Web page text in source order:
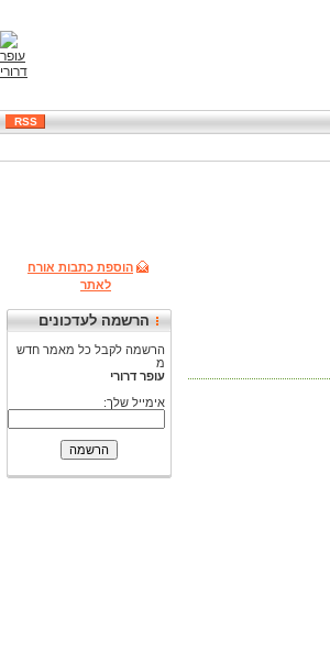
RSS
הוספת כתבות אורח
לאתר
הרשמה לעדכונים
הרשמה לקבל כל מאמר חדש
מ
עופר דרורי
אימייל שלך: